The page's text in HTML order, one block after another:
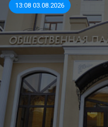
13:08 03.08.2026